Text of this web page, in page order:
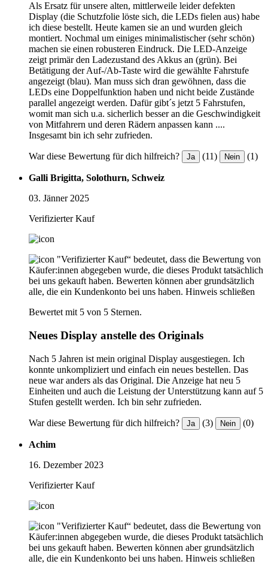
Als Ersatz für unsere alten, mittlerweile leider defekten
Display (die Schutzfolie löste sich, die LEDs fielen aus) habe
ich diese bestellt. Heute kamen sie an und wurden gleich
montiert. Nochmal um einiges minimalistischer (sehr schön)
machen sie einen robusteren Eindruck. Die LED-Anzeige
zeigt primär den Ladezustand des Akkus an (grün). Bei
Betätigung der Auf-/Ab-Taste wird die gewählte Fahrstufe
angezeigt (blau). Man muss sich dran gewöhnen, dass die
LEDs eine Doppelfunktion haben und nicht beide Zustände
parallel angezeigt werden. Dafür gibt´s jetzt 5 Fahrstufen,
womit man sich u.a. sicherlich besser an die Geschwindigkeit
von Mitfahrern und deren Rädern anpassen kann ....
Insgesamt bin ich sehr zufrieden.
War diese Bewertung für dich hilfreich? Ja (11) Nein (1)
Galli Brigitta, Solothurn, Schweiz
03. Jänner 2025
Verifizierter Kauf
"Verifizierter Kauf“ bedeutet, dass die Bewertung von
Käufer:innen abgegeben wurde, die dieses Produkt tatsächlich
bei uns gekauft haben. Bewerten können aber grundsätzlich
alle, die ein Kundenkonto bei uns haben. Hinweis schließen
Bewertet mit 5 von 5 Sternen.
Neues Display anstelle des Originals
Nach 5 Jahren ist mein original Display ausgestiegen. Ich
konnte unkompliziert und einfach ein neues bestellen. Das
neue war anders als das Original. Die Anzeige hat neu 5
Einheiten und auch die Leistung der Unterstützung kann auf 5
Stufen gestellt werden. Ich bin sehr zufrieden.
War diese Bewertung für dich hilfreich? Ja (3) Nein (0)
Achim
16. Dezember 2023
Verifizierter Kauf
"Verifizierter Kauf“ bedeutet, dass die Bewertung von
Käufer:innen abgegeben wurde, die dieses Produkt tatsächlich
bei uns gekauft haben. Bewerten können aber grundsätzlich
alle, die ein Kundenkonto bei uns haben. Hinweis schließen